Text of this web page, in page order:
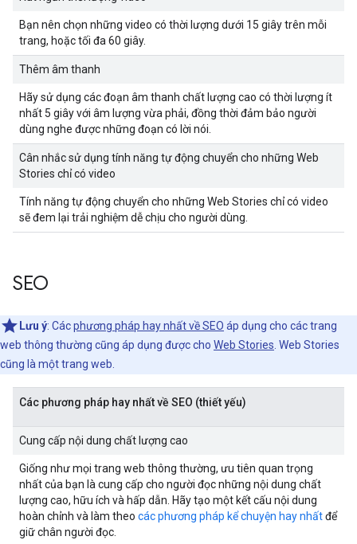
Bạn nên chọn những video có thời lượng dưới 15 giây trên mỗi
trang, hoặc tối đa 60 giây.
Thêm âm thanh
Hãy sử dụng các đoạn âm thanh chất lượng cao có thời lượng ít
nhất 5 giây với âm lượng vừa phải, đồng thời đảm bảo người
dùng nghe được những đoạn có lời nói.
Cân nhắc sử dụng tính năng tự động chuyển cho những Web
Stories chỉ có video
Tính năng tự động chuyển cho những Web Stories chỉ có video
sẽ đem lại trải nghiệm dễ chịu cho người dùng.
SEO
Lưu ý: Cácphương pháp hay nhất về SEO áp dụng cho các trang
web thông thường cũng áp dụng được cho Web Stories . Web Stories
cũng là một trang web.
Các phương pháp hay nhất về SEO (thiết yếu)
Cung cấp nội dung chất lượng cao
Giống như mọi trang web thông thường, ưu tiên quan trọng
nhất của bạn là cung cấp cho người đọc những nội dung chất
lượng cao, hữu ích và hấp dẫn. Hãy tạo một kết cấu nội dung
hoàn chỉnh và làm theo các phương pháp kể chuyện hay nhấtđể
giữ chân người đọc.